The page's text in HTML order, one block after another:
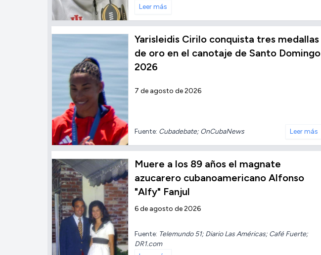
Leer más
Yarisleidis Cirilo conquista tres medallas
de oro en el canotaje de Santo Domingo
2026
7 de agosto de 2026
Fuente: Cubadebate; OnCubaNews Leer más
Muere a los 89 años el magnate
azucarero cubanoamericano Alfonso
"Alfy" Fanjul
6 de agosto de 2026
Fuente: Telemundo 51; Diario Las Américas; Café Fuerte;
DR1.com